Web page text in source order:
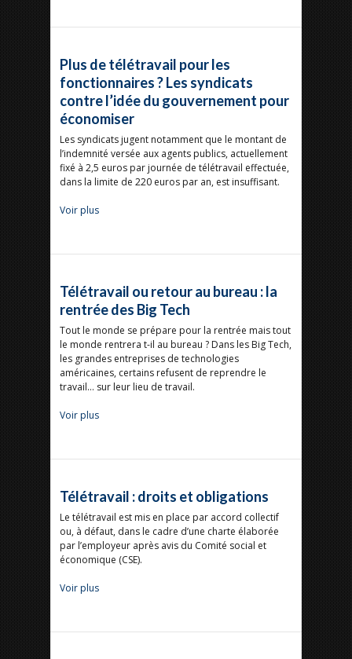
Plus de télétravail pour les
fonctionnaires ? Les syndicats
contre l’idée du gouvernement pour
économiser
Les syndicats jugent notamment que le montant de
l’indemnité versée aux agents publics, actuellement
fixé à 2,5 euros par journée de télétravail effectuée,
dans la limite de 220 euros par an, est insuffisant.
Voir plus
Télétravail ou retour au bureau : la
rentrée des Big Tech
Tout le monde se prépare pour la rentrée mais tout
le monde rentrera t-il au bureau ? Dans les Big Tech,
les grandes entreprises de technologies
américaines, certains refusent de reprendre le
travail… sur leur lieu de travail.
Voir plus
Télétravail : droits et obligations
Le télétravail est mis en place par accord collectif
ou, à défaut, dans le cadre d’une charte élaborée
par l’employeur après avis du Comité social et
économique (CSE).
Voir plus